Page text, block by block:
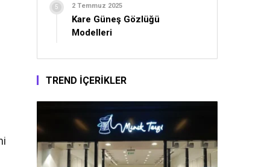
2 Temmuz 2025
Kare Güneş Gözlüğü
Modelleri
TREND İÇERİKLER